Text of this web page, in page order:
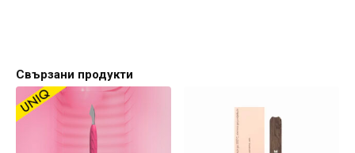
Свързани продукти